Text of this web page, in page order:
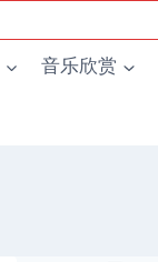
音乐欣赏